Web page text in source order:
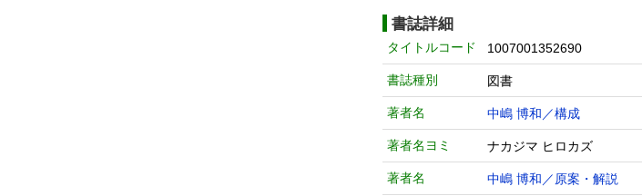
書誌詳細
タイトルコード 1007001352690
書誌種別 図書
著者名 中嶋 博和／構成
著者名ヨミ ナカジマ ヒロカズ
著者名 中嶋 博和／原案・解説